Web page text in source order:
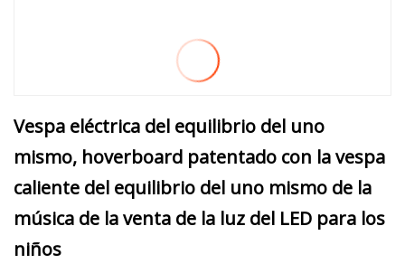
Vespa eléctrica del equilibrio del uno
mismo, hoverboard patentado con la vespa
caliente del equilibrio del uno mismo de la
música de la venta de la luz del LED para los
niños